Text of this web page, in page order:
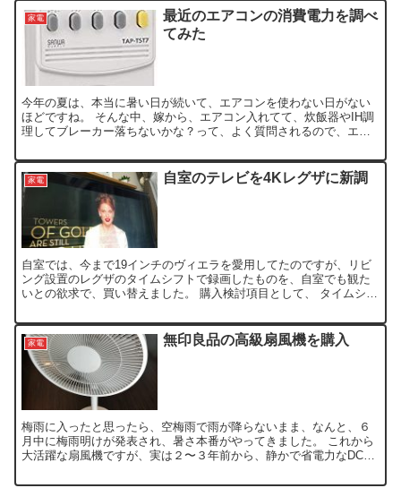
家電
最近のエアコンの消費電力を調べ
てみた
今年の夏は、本当に暑い日が続いて、エアコンを使わない日がない
ほどですね。 そんな中、嫁から、エアコン入れてて、炊飯器やIH調
理してブレーカー落ちないかな？って、よく質問されるので、エア
家電 自室のテレビを4Kレグザに新調
自室では、今まで19インチのヴィエラを愛用してたのですが、リビ
ング設置のレグザのタイムシフトで録画したものを、自室でも観た
いとの欲求で、買い替えました。 購入検討項目として、 タイムシフ
家電 無印良品の高級扇風機を購入
梅雨に入ったと思ったら、空梅雨で雨が降らないまま、なんと、６
月中に梅雨明けが発表され、暑さ本番がやってきました。 これから
大活躍な扇風機ですが、実は２〜３年前から、静かで省電力なDCモ